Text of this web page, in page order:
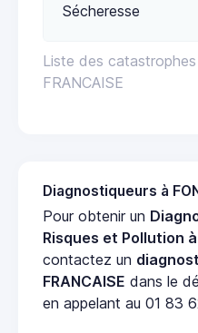
Liste des
FRANCAISE
Sécheresse
Diagnostiqueurs à
Pour obtenir un
Risques et Pollution à
contactez un
FRANCAISE dans le
en appelant au 01 83